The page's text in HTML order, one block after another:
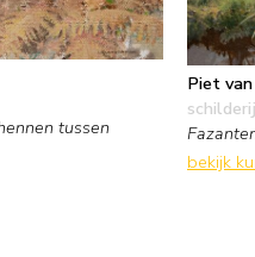
tussen
Piet
schilderij
bekijk